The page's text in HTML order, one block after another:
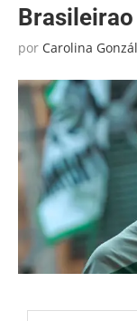
Brasileirao
por Carolina